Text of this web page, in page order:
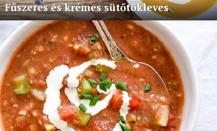
Fűszeres és krémes sütőtökleves